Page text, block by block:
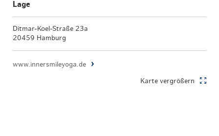
Lage
Ditmar-Koel-Straße 23a
20459 Hamburg
www.innersmileyoga.de
Karte vergrößern